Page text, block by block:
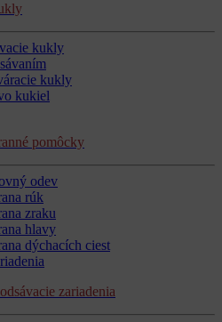
kukly
kukly
kukiel
pomôcky
odev
rúk
zraku
hlavy
dýchacích ciest
zariadenia